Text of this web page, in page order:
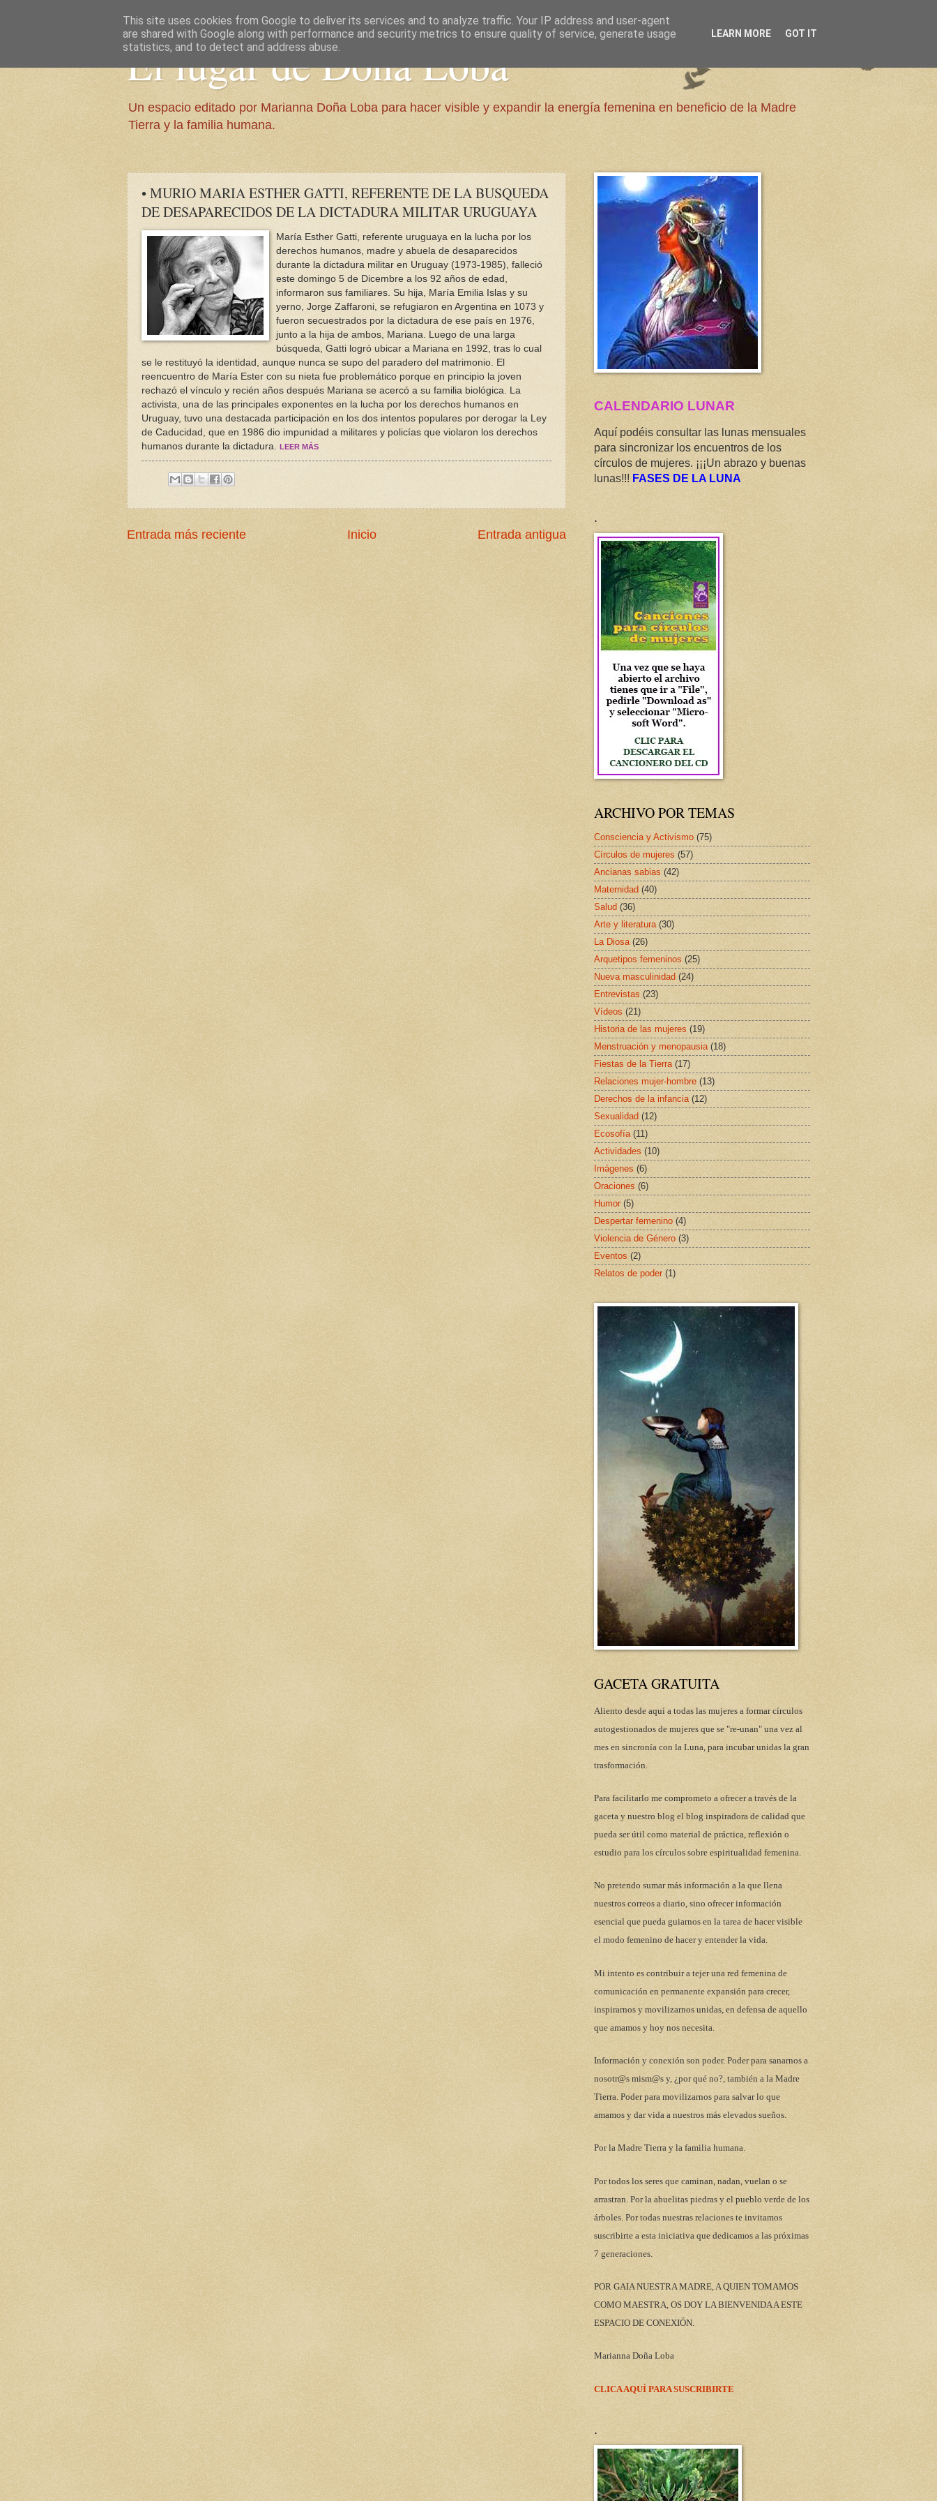
El lugar de Doña Loba
Un espacio editado por Marianna Doña Loba para hacer visible y expandir la energía femenina en beneficio de la Madre
Tierra y la familia humana.
• MURIO MARIA ESTHER GATTI, REFERENTE DE LA BUSQUEDA
DE DESAPARECIDOS DE LA DICTADURA MILITAR URUGUAYA
María Esther Gatti, referente uruguaya en la lucha por los
derechos humanos, madre y abuela de desaparecidos
durante la dictadura militar en Uruguay (1973-1985), falleció
este domingo 5 de Dicembre a los 92 años de edad,
informaron sus familiares. Su hija, María Emilia Islas y su
yerno, Jorge Zaffaroni, se refugiaron en Argentina en 1073 y
fueron secuestrados por la dictadura de ese país en 1976,
junto a la hija de ambos, Mariana. Luego de una larga
búsqueda, Gatti logró ubicar a Mariana en 1992, tras lo cual
se le restituyó la identidad, aunque nunca se supo del paradero del matrimonio. El
reencuentro de María Ester con su nieta fue problemático porque en principio la joven
rechazó el vínculo y recién años después Mariana se acercó a su familia biológica. La
activista, una de las principales exponentes en la lucha por los derechos humanos en
Uruguay, tuvo una destacada participación en los dos intentos populares por derogar la Ley
de Caducidad, que en 1986 dio impunidad a militares y policías que violaron los derechos
humanos durante la dictadura.
LEER MÁS
Entrada más reciente Entrada antigua
Inicio
CALENDARIO LUNAR
Aquí podéis consultar las lunas mensuales
para sincronizar los encuentros de los
círculos de mujeres. ¡¡¡Un abrazo y buenas
lunas!!! FASES DE LA LUNA
.
ARCHIVO POR TEMAS
Consciencia y Activismo (75)
Círculos de mujeres (57)
Ancianas sabias (42)
Maternidad (40)
Salud (36)
Arte y literatura (30)
La Diosa (26)
Arquetipos femeninos (25)
Nueva masculinidad (24)
Entrevistas (23)
Vídeos (21)
Historia de las mujeres (19)
Menstruación y menopausia (18)
Fiestas de la Tierra (17)
Relaciones mujer-hombre (13)
Derechos de la infancia (12)
Sexualidad (12)
Ecosofía (11)
Actividades (10)
Imágenes (6)
Oraciones (6)
Humor (5)
Despertar femenino (4)
Violencia de Género (3)
Eventos (2)
Relatos de poder (1)
GACETA GRATUITA
Aliento desde aquí a todas las mujeres a formar círculos
autogestionados de mujeres que se "re-unan" una vez al
mes en sincronía con la Luna, para incubar unidas la gran
trasformación.
Para facilitarlo me comprometo a ofrecer a través de la
gaceta y nuestro blog el blog inspiradora de calidad que
pueda ser útil como material de práctica, reflexión o
estudio para los círculos sobre espiritualidad femenina.
No pretendo sumar más información a la que llena
nuestros correos a diario, sino ofrecer información
esencial que pueda guiarnos en la tarea de hacer visible
el modo femenino de hacer y entender la vida.
Mi intento es contribuir a tejer una red femenina de
comunicación en permanente expansión para crecer,
inspirarnos y movilizarnos unidas, en defensa de aquello
que amamos y hoy nos necesita.
Información y conexión son poder. Poder para sanarnos a
nosotr@s mism@s y, ¿por qué no?, también a la Madre
Tierra. Poder para movilizarnos para salvar lo que
amamos y dar vida a nuestros más elevados sueños.
Por la Madre Tierra y la familia humana.
Por todos los seres que caminan, nadan, vuelan o se
arrastran. Por la abuelitas piedras y el pueblo verde de los
árboles. Por todas nuestras relaciones te invitamos
suscribirte a esta iniciativa que dedicamos a las próximas
7 generaciones.
POR GAIA NUESTRA MADRE, A QUIEN TOMAMOS
COMO MAESTRA, OS DOY LA BIENVENIDA A ESTE
ESPACIO DE CONEXIÓN.
Marianna Doña Loba
CLICA AQUÍ PARA SUSCRIBIRTE
.
This site uses cookies from Google to deliver its services and to analyze traffic. Your IP address and user-agent
are shared with Google along with performance and security metrics to ensure quality of service, generate usage
statistics, and to detect and address abuse.
LEARN MORE GOT IT